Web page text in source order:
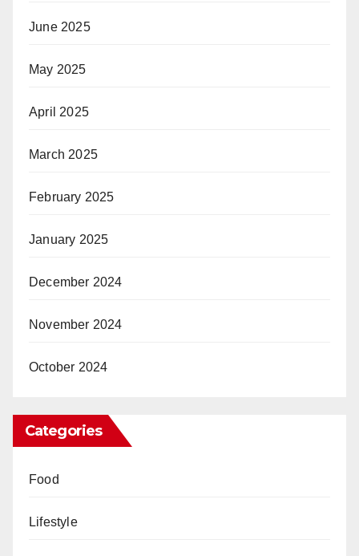
June 2025
May 2025
April 2025
March 2025
February 2025
January 2025
December 2024
November 2024
October 2024
Categories
Food
Lifestyle